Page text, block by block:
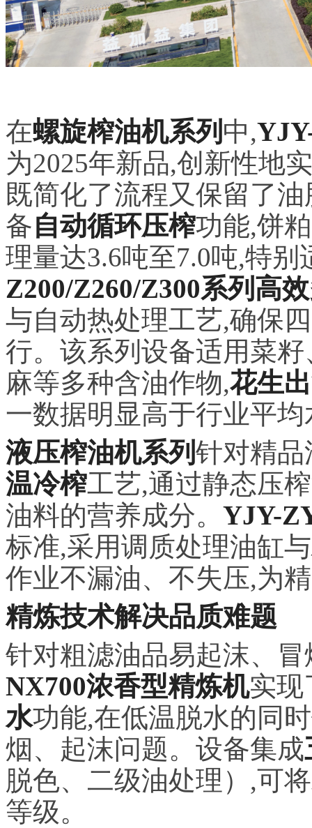
在螺旋榨油机系列 中,
为2025年新品,创新性地
既简化了流程又保留了
备自动循环压榨功能,饼
理量达3.6吨至7.0吨,特
Z200/Z260/Z300系列高
与自动热处理工艺,确保
行。该系列设备适用菜
麻等多种含油作物,花生
一数据明显高于行业平均
液压榨油机系列 针对精
温冷榨工艺,通过静态压
油料的营养成分。 YJY-
标准,采用调质处理油缸与
作业不漏油、不失压,为
精炼技术解决品质难题
针对粗滤油品易起沫、
NX700浓香型精炼机实现
水功能,在低温脱水的同
烟、起沫问题。设备集成
脱色、二级油处理）,可
等级。